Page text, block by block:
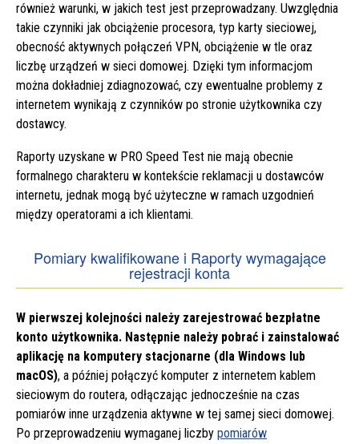
również warunki, w jakich test jest przeprowadzany. Uwzględnia
takie czynniki jak obciążenie procesora, typ karty sieciowej,
obecność aktywnych połączeń VPN, obciążenie w tle oraz
liczbę urządzeń w sieci domowej. Dzięki tym informacjom
można dokładniej zdiagnozować, czy ewentualne problemy z
internetem wynikają z czynników po stronie użytkownika czy
dostawcy.
Raporty uzyskane w PRO Speed Test nie mają obecnie
formalnego charakteru w kontekście reklamacji u dostawców
internetu, jednak mogą być użyteczne w ramach uzgodnień
między operatorami a ich klientami.
Pomiary kwalifikowane i Raporty wymagające
rejestracji konta
W pierwszej kolejności należy zarejestrować bezpłatne
konto użytkownika. Następnie należy pobrać i zainstalować
aplikację na komputery stacjonarne (dla Windows lub
macOS), a później połączyć komputer z internetem kablem
sieciowym do routera, odłączając jednocześnie na czas
pomiarów inne urządzenia aktywne w tej samej sieci domowej.
Po przeprowadzeniu wymaganej liczby pomiarów